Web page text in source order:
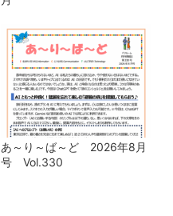
あ～り～ば～ど 2026年8月
号 Vol.330